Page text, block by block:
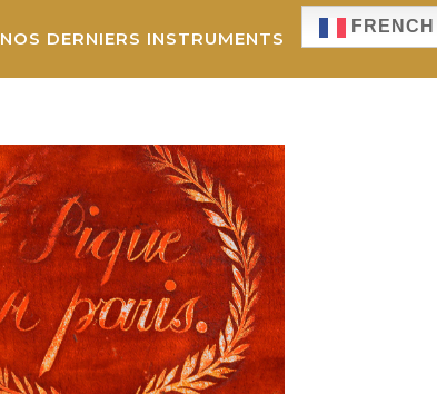
NOS DERNIERS INSTRUMENTS
FRENCH